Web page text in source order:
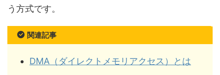
う方式です。
関連記事
DMA（ダイレクトメモリアクセス）とは